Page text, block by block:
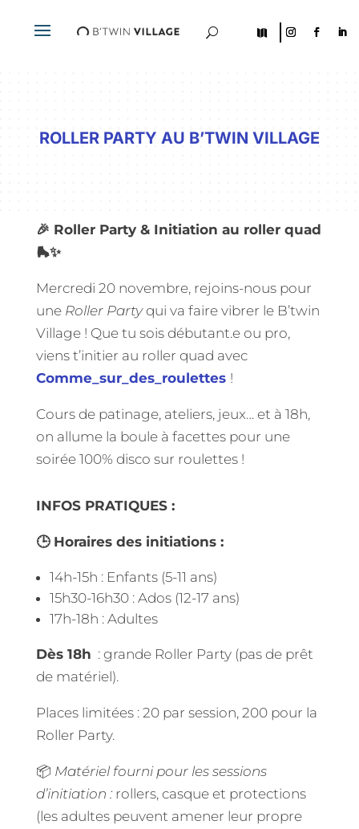

U
ROLLER PARTY AU B’TWIN VILLAGE
🎉 Roller Party & Initiation au roller quad
🛼✨
Mercredi 20 novembre, rejoins-nous pour
une Roller Partyqui va faire vibrer le B’twin
Village ! Que tu sois débutant.e ou pro,
viens t’initier au roller quad avec
Comme_sur_des_roulettes !
Cours de patinage, ateliers, jeux… et à 18h,
on allume la boule à facettes pour une
soirée 100% disco sur roulettes !
INFOS PRATIQUES :
🕒 Horaires des initiations :
14h-15h : Enfants (5-11 ans)
15h30-16h30 : Ados (12-17 ans)
17h-18h : Adultes
Dès 18h : grande Roller Party (pas de prêt
de matériel).
Places limitées : 20 par session, 200 pour la
Roller Party.
📦 Matériel fourni pour les sessions
d’initiation :rollers, casque et protections
(les adultes peuvent amener leur propre